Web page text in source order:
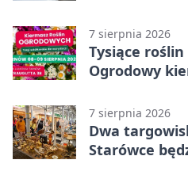
7 sierpnia 2026
Tysiące roślin
Ogrodowy
7 sierpnia 2026
Dwa
Starówce